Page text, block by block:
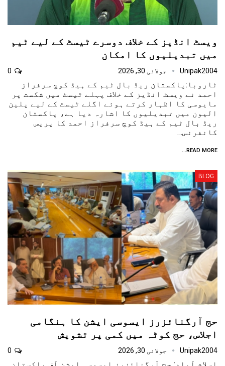
ویسٹ انڈیز کے خلاف دوسرے ٹیسٹ کے لیے ٹیم
میں تبدیلیوں کا امکان
Unipak2004 جولائی 30, 2026
ٹاروبا:پاکستان ریڈ بال ٹیم کے ہیڈ کوچ سرفراز
احمد نے ویسٹ انڈیز کے خلاف پہلے ٹیسٹ میں شکست پر
مایوسی کا اظہار کرتے ہوئے اگلے ٹیسٹ کے لیے پلین
الیون میں تبدیلیوں کا اشارہ دیا ہے، پاکستان
ریڈ بال ٹیم کے ہیڈ کوچ سرفراز احمد کا پریس
کانفرنس…
READ MORE...
BLOG
حج آرگنائزرز ایسوسی ایشن کا ہنگامی
اجلاس، حج کوٹہ میں کمی پر تشویش
Unipak2004 جولائی 30, 2026
اسلام آباد: حج آرگنائزرز ایسوسی ایشن آف پاکستان